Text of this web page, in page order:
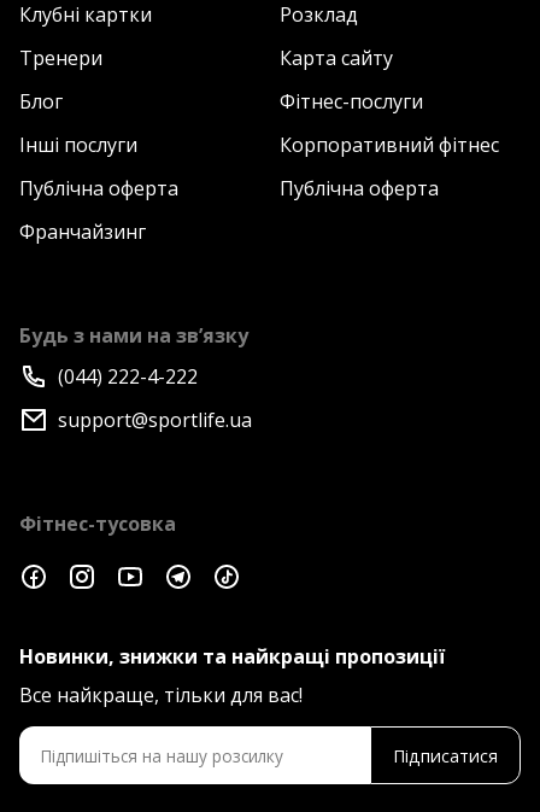
Клубні картки
Розклад
Тренери
Карта сайту
Блог
Фітнес-послуги
Інші послуги
Корпоративний фітнес
Публічна оферта
Публічна оферта
Франчайзинг
Будь з нами на зв’язку
(044) 222-4-222
support@sportlife.ua
Фітнес-тусовка
Новинки, знижки та найкращі пропозиції
Все найкраще, тільки для вас!
Підписатися